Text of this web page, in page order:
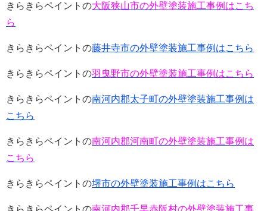
きらきらペイントの大阪狭山市の外壁塗装施工事例はこち
ら
きらきらペイントの藤井寺市の外壁塗装施工事例はこちら
きらきらペイントの羽曳野市の外壁塗装施工事例はこちら
きらきらペイントの南河内郡太子町の外壁塗装施工事例は
こちら
きらきらペイントの南河内郡河南町の外壁塗装施工事例は
こちら
きらきらペイントの堺市の外壁塗装施工事例はこちら
きらきらペイントの南河内郡千早赤阪村の外壁塗装施工事